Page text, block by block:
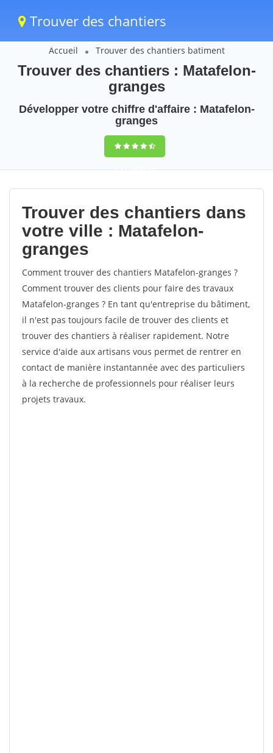
Trouver des chantiers
Accueil Trouver des chantiers batiment
Trouver des chantiers : Matafelon-
granges
Développer votre chiffre d'affaire : Matafelon-
granges
9,5(100%)65
votes
Trouver des chantiers dans
votre ville : Matafelon-
granges
Comment trouver des chantiers Matafelon-granges ?
Comment trouver des clients pour faire des travaux
Matafelon-granges ? En tant qu'entreprise du bâtiment,
il n'est pas toujours facile de trouver des clients et
trouver des chantiers à réaliser rapidement. Notre
service d'aide aux artisans vous permet de rentrer en
contact de manière instantannée avec des particuliers
à la recherche de professionnels pour réaliser leurs
projets travaux.